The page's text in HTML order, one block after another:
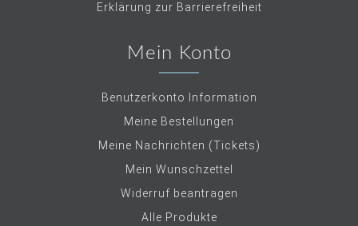
Erklärung zur Barrierefreiheit
Mein Konto
Benutzerkonto Information
Meine Bestellungen
Meine Nachrichten (Tickets)
Mein Wunschzettel
Widerruf beantragen
Alle Produkte